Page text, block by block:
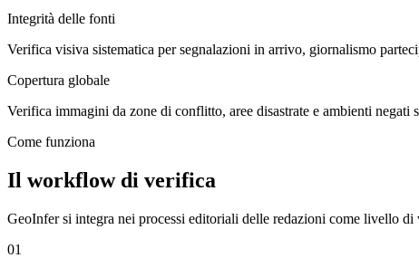
Integrità delle fonti
Verifica visiva sistematica per segnalazioni in arrivo, giornalismo
Copertura globale
Verifica immagini da zone di conflitto, aree disastrate e ambienti negati
Come funziona
Il workflow di verifica
GeoInfer si integra nei processi editoriali delle redazioni come livello di
01